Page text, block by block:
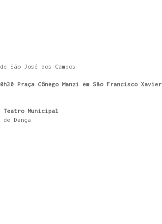
São José dos Campos
Praça Cônego Manzi em São Francisco Xavier
Municipal
Dança